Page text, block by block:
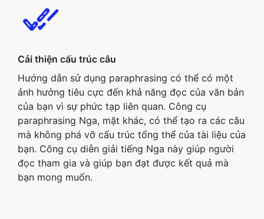
Cải thiện cấu trúc câu
Hướng dẫn sử dụng paraphrasing có thể có một
ảnh hưởng tiêu cực đến khả năng đọc của văn bản
của bạn vì sự phức tạp liên quan. Công cụ
paraphrasing Nga, mặt khác, có thể tạo ra các câu
mà không phá vỡ cấu trúc tổng thể của tài liệu của
bạn. Công cụ diễn giải tiếng Nga này giúp người
đọc tham gia và giúp bạn đạt được kết quả mà
bạn mong muốn.